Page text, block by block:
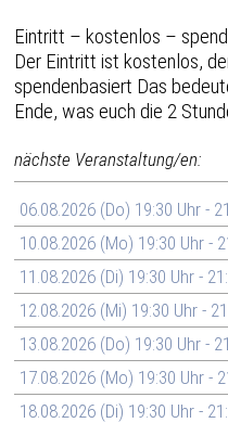
Eintritt – kostenlos –
Der Eintritt ist kostenlos,
spendenbasiert Das
Ende, was euch die 2
nächste Veranstaltung/en:
06.08.2026 (Do) 19:30 Uhr -
10.08.2026 (Mo) 19:30 Uhr -
11.08.2026 (Di) 19:30 Uhr -
12.08.2026 (Mi) 19:30 Uhr -
13.08.2026 (Do) 19:30 Uhr -
17.08.2026 (Mo) 19:30 Uhr -
18.08.2026 (Di) 19:30 Uhr -